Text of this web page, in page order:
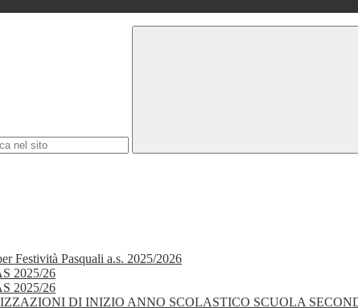
Festività Pasquali a.s. 2025/2026
2025/26
2025/26
DI INIZIO ANNO SCOLASTICO SCUOLA